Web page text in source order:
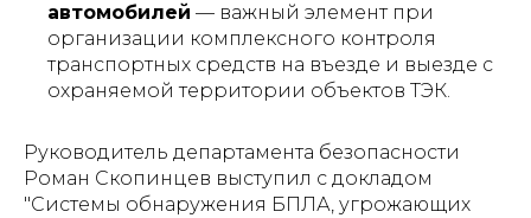
автомобилей — важный элемент при
организации комплексного контроля
транспортных средств на въезде и выезде с
охраняемой территории объектов ТЭК.
Руководитель департамента безопасности
Роман Скопинцев выступил с докладом
"Cистемы обнаружения БПЛА, угрожающих